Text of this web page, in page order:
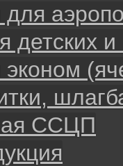
детских
ССЦП